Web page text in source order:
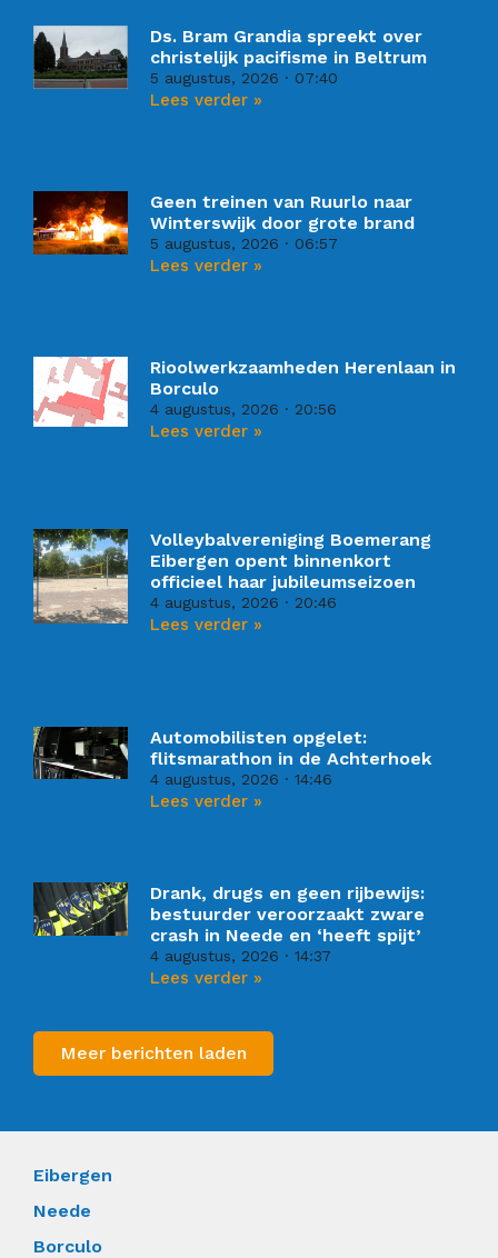
Ds. Bram Grandia spreekt over
christelijk pacifisme in Beltrum
5 augustus, 2026 07:40
Lees verder »
Geen treinen van Ruurlo naar
Winterswijk door grote brand
5 augustus, 2026 06:57
Lees verder »
Rioolwerkzaamheden Herenlaan in
Borculo
4 augustus, 2026 20:56
Lees verder »
Volleybalvereniging Boemerang
Eibergen opent binnenkort
officieel haar jubileumseizoen
4 augustus, 2026 20:46
Lees verder »
Automobilisten opgelet:
flitsmarathon in de Achterhoek
4 augustus, 2026 14:46
Lees verder »
Drank, drugs en geen rijbewijs:
bestuurder veroorzaakt zware
crash in Neede en ‘heeft spijt’
4 augustus, 2026 14:37
Lees verder »
Meer berichten laden
Eibergen
Neede
Borculo